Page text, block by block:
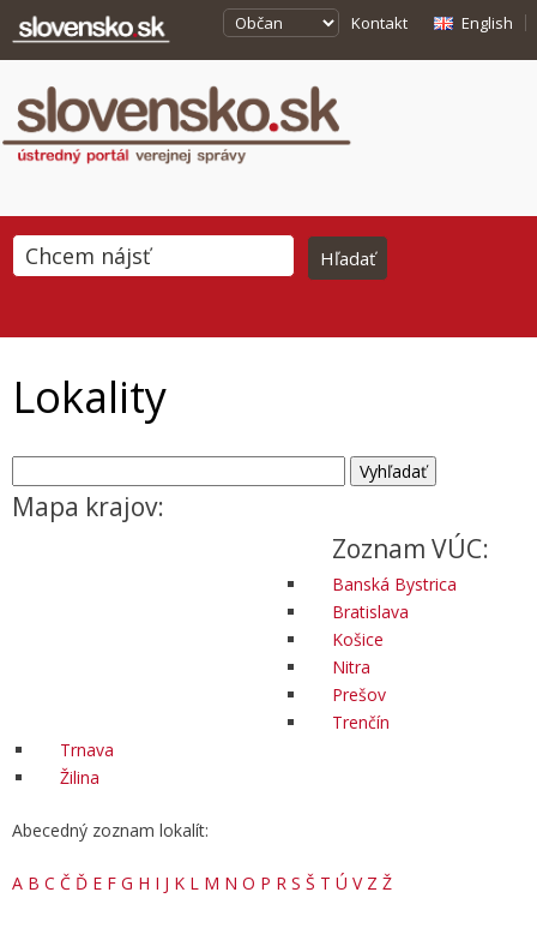
Kontakt English
Lokality
Mapa krajov:
Zoznam VÚC:
Banská Bystrica
Bratislava
Košice
Nitra
Prešov
Trenčín
Trnava
Žilina
Abecedný zoznam lokalít:
A B C Č Ď E F G H I J K L M N O P R S Š T Ú V Z Ž